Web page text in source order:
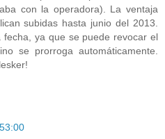
con la operadora). La ventaja
subidas hasta junio del 2013.
fecha, ya que se puede revocar el
se prorroga automáticamente.